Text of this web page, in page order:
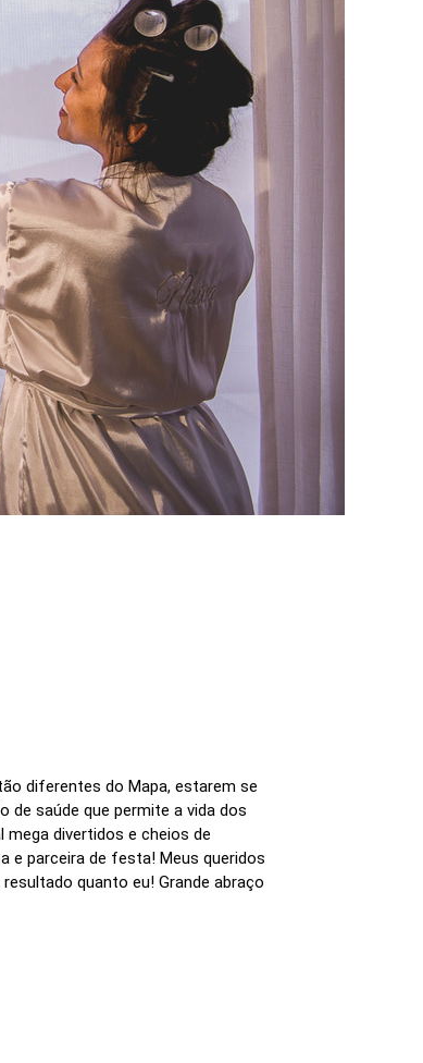
diferentes do Mapa, estarem se
de saúde que permite a vida dos
divertidos e cheios de
e parceira de festa! Meus queridos
quanto eu! Grande abraço